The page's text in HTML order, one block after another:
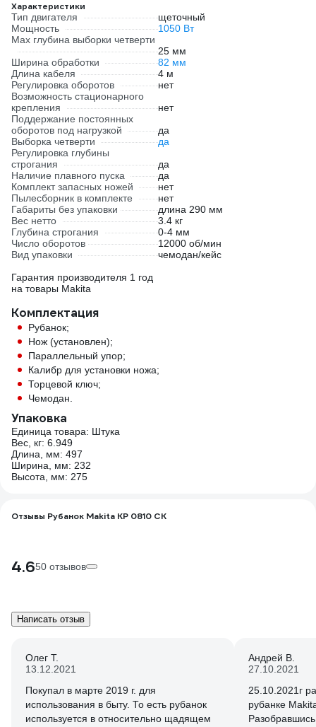
Характеристики
Тип двигателя
щеточный
Мощность
1050 Вт
Мах глубина выборки четверти
25 мм
Ширина обработки
82 мм
Длина кабеля
4 м
Регулировка оборотов
нет
Возможность стационарного
крепления
нет
Поддержание постоянных
оборотов под нагрузкой
да
Выборка четверти
да
Регулировка глубины
строгания
да
Наличие плавного пуска
да
Комплект запасных ножей
нет
Пылесборник в комплекте
нет
Габариты без упаковки
длина 290 мм
Вес нетто
3.4 кг
Глубина строгания
0-4 мм
Число оборотов
12000 об/мин
Вид упаковки
чемодан/кейс
Гарантия производителя 1 год
на товары Makita
Комплектация
Рубанок;
Нож (установлен);
Параллельный упор;
Калибр для установки ножа;
Торцевой ключ;
Чемодан.
Упаковка
Единица товара: Штука
Вес, кг: 6.949
Длина, мм: 497
Ширина, мм: 232
Высота, мм: 275
Отзывы Рубанок Makita KP 0810 CK
4.650 отзывов
Написать отзыв
Олег Т.
13.12.2021
Покупал в марте 2019 г. для
использования в быту. То есть рубанок
используется в относительно щадящем
Андрей В.
27.10.2021
25.10.2021г
рубанке